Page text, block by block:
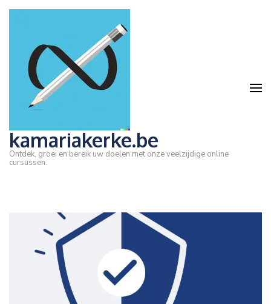
Ga
Enter)
kamariakerke.be
Ontdek, groei en bereik uw doelen met onze veelzijdige online
cursussen.